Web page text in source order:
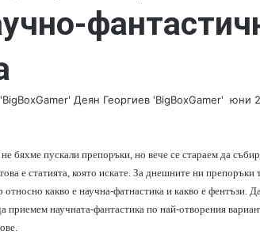
Деян Георгиев 'BigBoxGamer' S
n
m
юни
бяхме пускали препоръки, но вече се стараем да
е статията, която искате. За днешните ни
какво е научна-фатнастика и какво е фентъзи.
приемем научната-фантастика по най-отворения